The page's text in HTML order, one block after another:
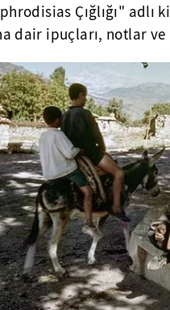
Çığlığı" adlı
dair ipuçları, notlar